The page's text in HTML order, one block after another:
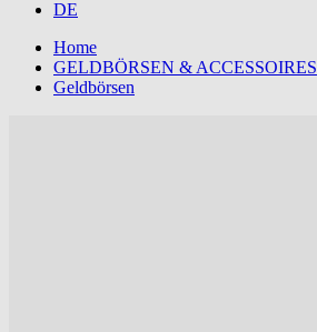
DE
Home
GELDBÖRSEN & ACCESSOIRES
Geldbörsen